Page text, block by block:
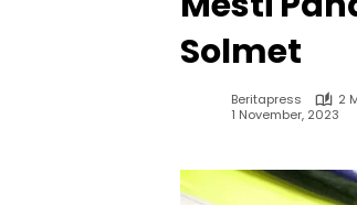
Solmet
Beritapress
2
1 November, 2023